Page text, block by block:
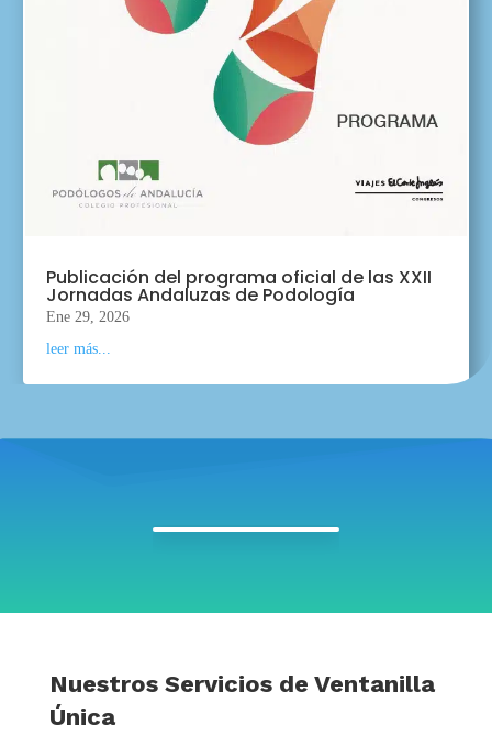
Publicación del programa oficial de las XXII
Jornadas Andaluzas de Podología
Ene 29, 2026
leer más...
Nuestros Servicios de Ventanilla
Única